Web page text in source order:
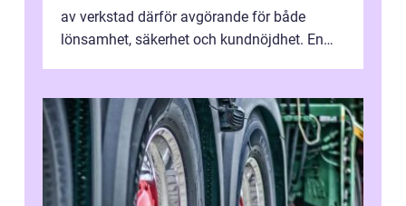
av verkstad därför avgörande för både
lönsamhet, säkerhet och kundnöjdhet. En